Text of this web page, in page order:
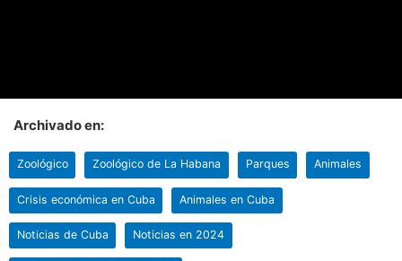
Archivado en:
Zoológico Zoológico de La Habana Parques Animales
Crisis económica en Cuba Animales en Cuba
Noticias de Cuba Noticias en 2024